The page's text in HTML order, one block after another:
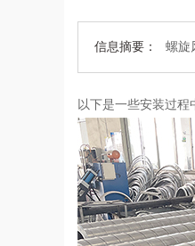
信息摘要： 螺旋
以下是一些安装过程